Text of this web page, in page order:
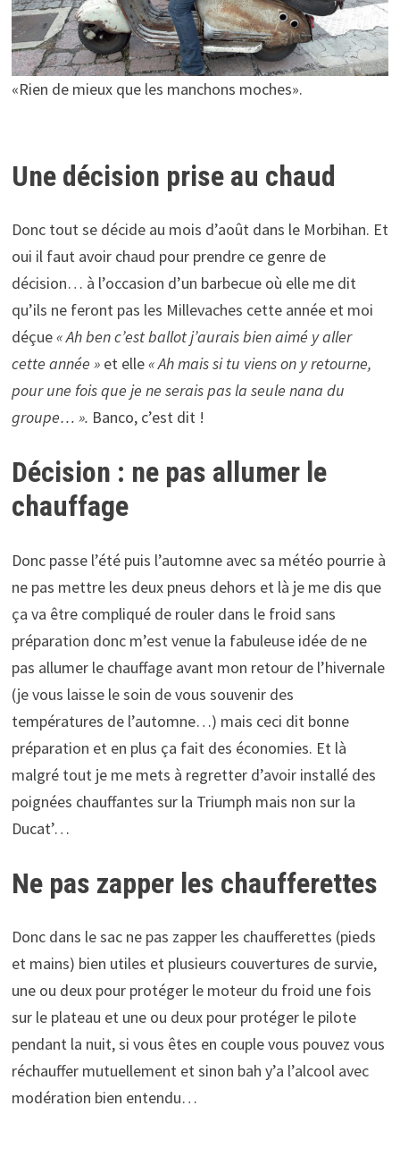
«Rien de mieux que les manchons moches».
Une décision prise au chaud
Donc tout se décide au mois d’août dans le Morbihan. Et
oui il faut avoir chaud pour prendre ce genre de
décision… à l’occasion d’un barbecue où elle me dit
qu’ils ne feront pas les Millevaches cette année et moi
déçue« Ah ben c’est ballot j’aurais bien aimé y aller
cette année »et elle« Ah mais si tu viens on y retourne,
pour une fois que je ne serais pas la seule nana du
groupe… ». Banco, c’est dit !
Décision : ne pas allumer le
chauffage
Donc passe l’été puis l’automne avec sa météo pourrie à
ne pas mettre les deux pneus dehors et là je me dis que
ça va être compliqué de rouler dans le froid sans
préparation donc m’est venue la fabuleuse idée de ne
pas allumer le chauffage avant mon retour de l’hivernale
(je vous laisse le soin de vous souvenir des
températures de l’automne…) mais ceci dit bonne
préparation et en plus ça fait des économies. Et là
malgré tout je me mets à regretter d’avoir installé des
poignées chauffantes sur la Triumph mais non sur la
Ducat’…
Ne pas zapper les chaufferettes
Donc dans le sac ne pas zapper les chaufferettes (pieds
et mains) bien utiles et plusieurs couvertures de survie,
une ou deux pour protéger le moteur du froid une fois
sur le plateau et une ou deux pour protéger le pilote
pendant la nuit, si vous êtes en couple vous pouvez vous
réchauffer mutuellement et sinon bah y’a l’alcool avec
modération bien entendu…